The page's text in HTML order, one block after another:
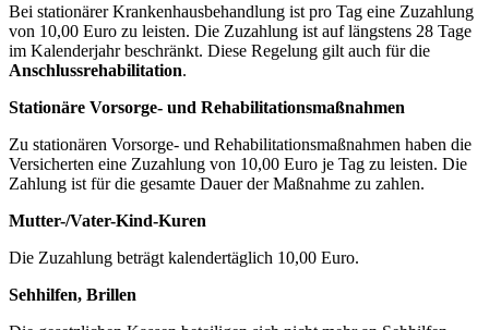
Bei stationärer Krankenhausbehandlung ist pro Tag eine Zuzahlung
von 10,00 Euro zu leisten. Die Zuzahlung ist auf längstens 28 Tage
im Kalenderjahr beschränkt. Diese Regelung gilt auch für die
Anschlussrehabilitation.
Stationäre Vorsorge- und Rehabilitationsmaßnahmen
Zu stationären Vorsorge- und Rehabilitationsmaßnahmen haben die
Versicherten eine Zuzahlung von 10,00 Euro je Tag zu leisten. Die
Zahlung ist für die gesamte Dauer der Maßnahme zu zahlen.
Mutter-/Vater-Kind-Kuren
Die Zuzahlung beträgt kalendertäglich 10,00 Euro.
Sehhilfen, Brillen